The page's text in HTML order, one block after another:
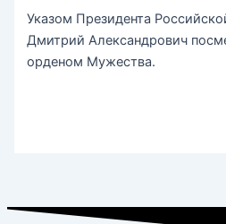
Указом Президента
Дмитрий Александрович
орденом Мужества.